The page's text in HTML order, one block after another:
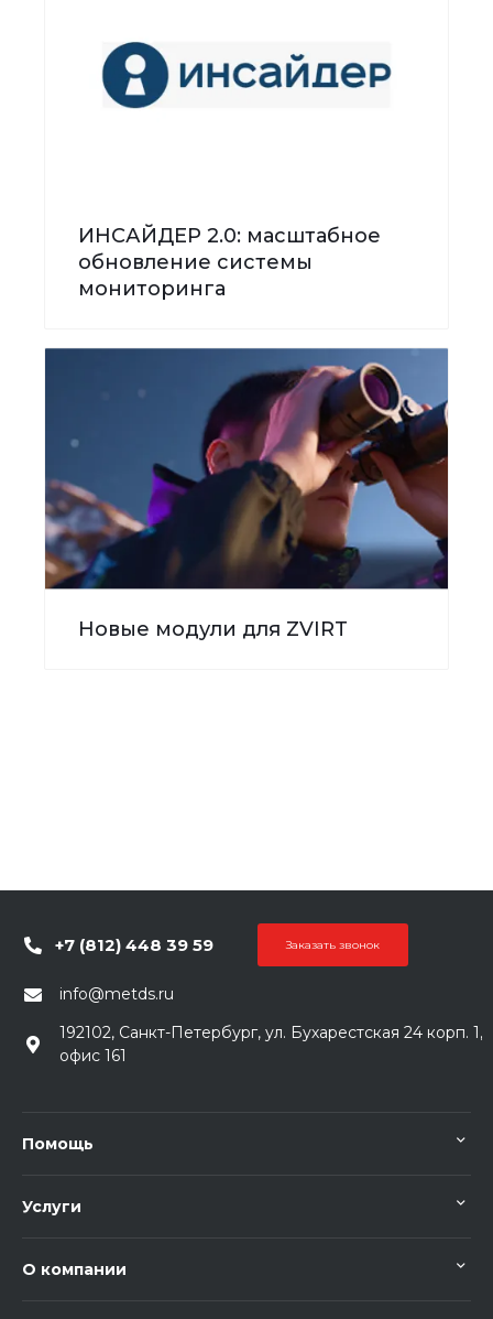
ИНСАЙДЕР 2.0: масштабное
обновление системы
мониторинга
Новые модули для ZVIRT
+7 (812) 448 39 59 Заказать звонок
info@metds.ru
192102, Санкт-Петербург, ул. Бухарестская 24 корп. 1,
офис 161
Помощь
Услуги
О компании